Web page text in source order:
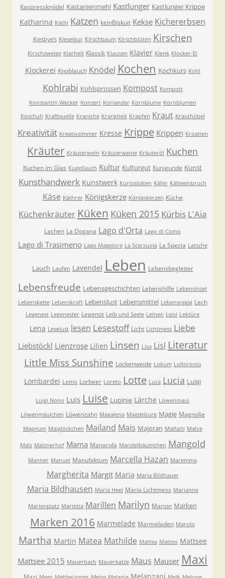
Kaspressknödel Kastanienmehl Kastlunger Kastlunger Krippe
Katharina Kathi Katzen keinBiskuit Kekse Kichererbsen
Kiesbye's Kieselgur Kirschbaum Kirschblüten Kirschen
Kirschzweige Klarheit Klassik Klausen Klavier Klenk Klocker-Ei
Klockerei Knoblauch Knödel Kochen Kochkurs Kohl
Kohlrabi Kohlsprossen Kompost Kompott
Konstantin Wecker Konzert Koriander Kornblume Kornblumen
Koschuh Kraftquelle Kraniche Krankheit Krapfen Kraut Krauthobel
Kreativität Kreativzimmer Kresse Krippe Krippen Kroatien
Kräuter Kräuterwein Kräuterweine Kräuteröl Kuchen
Kuchen im Glas Kugellauch Kultur Kulturgut Kunigunde Kunst
Kunsthandwerk Kunstwerk Kuriositäten Käfer Kälteeinbruch
Käse Käthrer Königskerze Königskerzen Küche
Küchenkräuter Küken Küken 2015 Kürbis L'Aia
Lachen La Dogana Lago d'Orta Lago di Como
Lago di Trasimeno Lago Maggiore La Scarzuola La Spezia Latsche
Lauch Laufen Lavendel Leben Lebensbegleiter
Lebensfreude Lebensgeschichten Lebenshilfe Lebensinsel
Lebenskette Lebenskraft Lebenslust Lebensmittel Lebensregal Lech
Legenest Legenester Legenot Leib und Seele Leinen Leisi Lektüre
Lena Leselust lesen Lesestoff Licht Lichtmess Liebe
Liebstöckl Lienzrose Lilien Linsen Lisa Lisl Literatur
Little Miss Sunshine Lockenweide Lokum Lollorosso
Lombardei Lomo Lorbeer Loreto Lotte Luca Lucia Luigi
Luigi Nono Luis Luise Lupinie Lärche Löwenmaul
Löwenmäulchen Löwenzahn Magalena Magdeburg Magie Magnolie
Magnum Maiglöckchen Mailand Mais Majoran Malfatti Malve
Malz Malznerhof Mama Manarola Mandelbäumchen Mangold
Manner Manuel Manufaktum Marcella Hazan Maremma
Margherita Margit Maria Maria Bildhauer
Maria Bildhausen Maria Heel Maria Lichtmess Marianne
Marienplatz Marietta Marillen Marilyn Marion Marken
Marken 2016 Marmelade Marmeladen Marolo
Martha Martin Matea Mathilde Mattea Matteo Mattsee
Mattsee 2015 Mauerbach Mauerkatze Maus Mauser Maxi
Melanzani